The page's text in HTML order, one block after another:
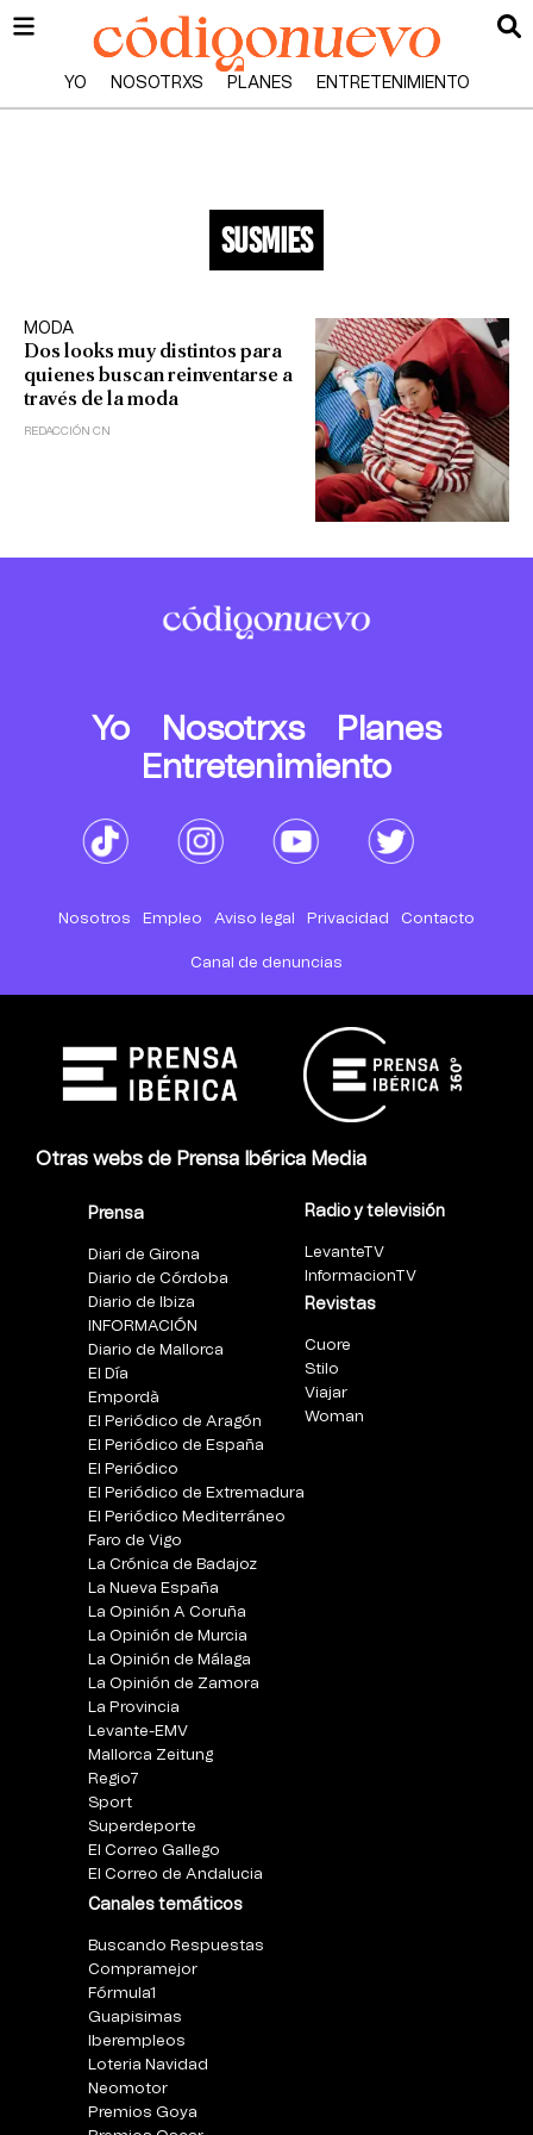
YO NOSOTRXS PLANES ENTRETENIMIENTO
susmies
MODA
Dos looks muy distintos para
quienes buscan reinventarse a
través de la moda
REDACCIÓN CN
Yo Nosotrxs
Planes
Entretenimiento
Nosotros Empleo Aviso legal Privacidad Contacto
Canal de denuncias
Otras webs de Prensa Ibérica Media
Prensa
Diari de Girona
Diario de Córdoba
Diario de Ibiza
INFORMACIÓN
Diario de Mallorca
El Día
Empordà
El Periódico de Aragón
El Periódico de España
El Periódico
El Periódico de Extremadura
El Periódico Mediterráneo
Faro de Vigo
La Crónica de Badajoz
La Nueva España
La Opinión A Coruña
La Opinión de Murcia
La Opinión de Málaga
La Opinión de Zamora
La Provincia
Levante-EMV
Mallorca Zeitung
Regio7
Sport
Superdeporte
El Correo Gallego
El Correo de Andalucia
Canales temáticos
Buscando Respuestas
Compramejor
Fórmula1
Guapisimas
Iberempleos
Loteria Navidad
Neomotor
Premios Goya
Radio y televisión
LevanteTV
InformacionTV
Revistas
Cuore
Stilo
Viajar
Woman